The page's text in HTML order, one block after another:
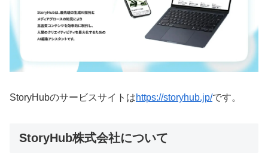
StoryHubのサービスサイトはhttps://storyhub.jp/です。
StoryHub株式会社について